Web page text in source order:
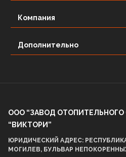
Компания
Дополнительно
ООО “ЗАВОД ОТОПИТЕЛЬНОГО
“ВИКТОРИ”
ЮРИДИЧЕСКИЙ АДРЕС: РЕСПУБЛИКА
МОГИЛЕВ, БУЛЬВАР